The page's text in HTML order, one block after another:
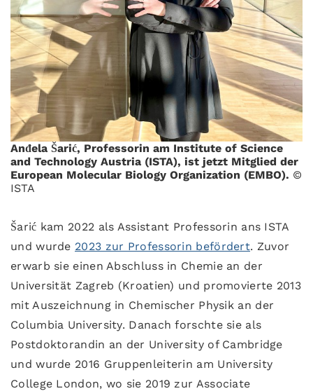
Anđela Šarić, Professorin am Institute of Science
and Technology Austria (ISTA), ist jetzt Mitglied der
European Molecular Biology Organization (EMBO). ©
ISTA
Šarić kam 2022 als Assistant Professorin ans ISTA
und wurde 2023 zur Professorin befördert. Zuvor
erwarb sie einen Abschluss in Chemie an der
Universität Zagreb (Kroatien) und promovierte 2013
mit Auszeichnung in Chemischer Physik an der
Columbia University. Danach forschte sie als
Postdoktorandin an der University of Cambridge
und wurde 2016 Gruppenleiterin am University
College London, wo sie 2019 zur Associate